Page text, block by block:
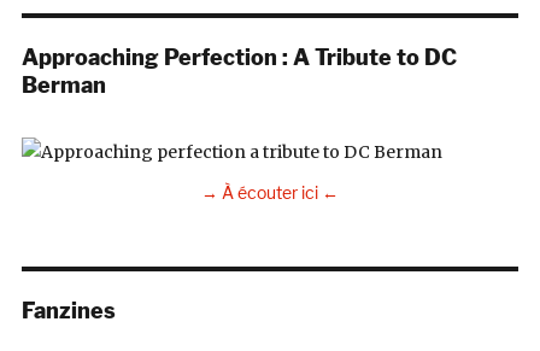
Approaching Perfection : A Tribute to DC
Berman
→ À écouter ici ←
Fanzines